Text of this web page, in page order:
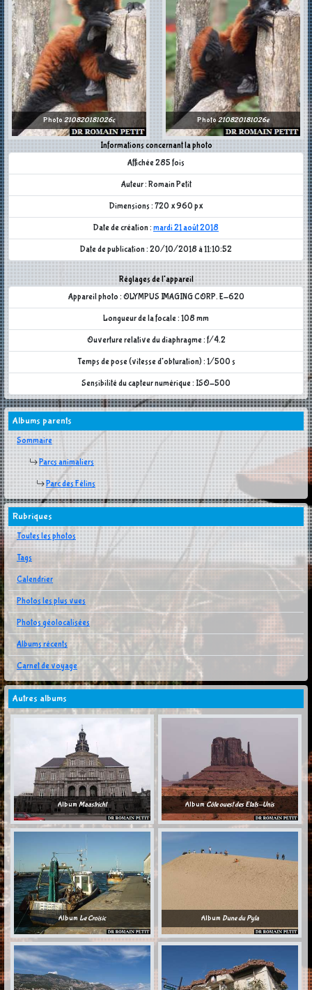
Photo 210820181026c
Informations concernant la photo
Affichée 285 fois
Auteur : Romain Petit
Dimensions : 720 x 960 px
Date de création : mardi 21 août 2018
Date de publication : 20/10/2018 à 11:10:52
Réglages de l'appareil
Appareil photo : OLYMPUS IMAGING CORP. E-620
Longueur de la focale : 108 mm
Ouverture relative du diaphragme : f/4.2
Temps de pose (vitesse d'obturation) : 1/500 s
Sensibilité du capteur numérique : ISO-500
Photo210820181026e
Albums parents
Sommaire
Parcs animaliers
Parc des Félins
Rubriques
Toutes les photos
Tags
Calendrier
Photos les plus vues
Photos géolocalisées
Albums récents
Carnet de voyage
Autres albums
AlbumMaastricht AlbumCôte ouest des Etats-Unis
Album Le Croisic Album Dune du Pyla